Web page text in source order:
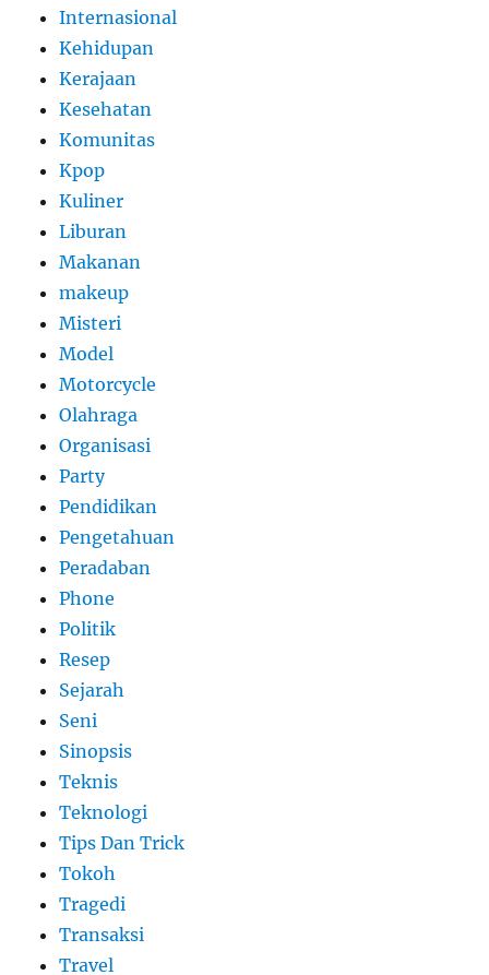
Internasional
Kehidupan
Kerajaan
Kesehatan
Komunitas
Kpop
Kuliner
Liburan
Makanan
makeup
Misteri
Model
Motorcycle
Olahraga
Organisasi
Party
Pendidikan
Pengetahuan
Peradaban
Phone
Politik
Resep
Sejarah
Seni
Sinopsis
Teknis
Teknologi
Tips Dan Trick
Tokoh
Tragedi
Transaksi
Travel